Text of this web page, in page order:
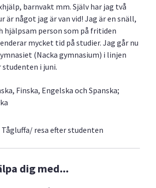
barnvakt mm. Själv har jag två
är något jag är van vid! Jag är en snäll,
hjälpsam person som på fritiden
mycket tid på studier. Jag går nu
(Nacka gymnasium) i linjen
i juni.
Finska, Engelska och Spanska;
resa efter studenten
dig med...